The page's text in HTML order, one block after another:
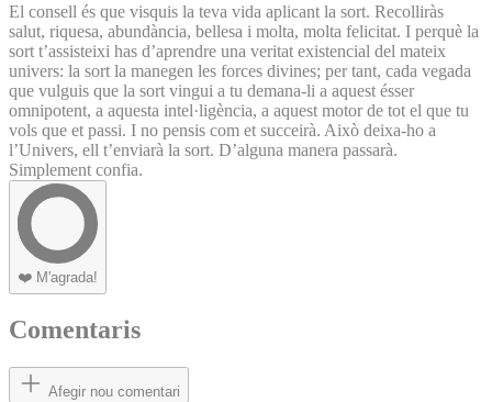
El consell és que visquis la teva vida aplicant la sort. Recolliràs
salut, riquesa, abundància, bellesa i molta, molta felicitat. I perquè la
sort t’assisteixi has d’aprendre una veritat existencial del mateix
univers: la sort la manegen les forces divines; per tant, cada vegada
que vulguis que la sort vingui a tu demana-li a aquest ésser
omnipotent, a aquesta intel·ligència, a aquest motor de tot el que tu
vols que et passi. I no pensis com et succeirà. Això deixa-ho a
l’Univers, ell t’enviarà la sort. D’alguna manera passarà.
Simplement confia.
❤️ M'agrada!
Comentaris
Afegir nou comentari